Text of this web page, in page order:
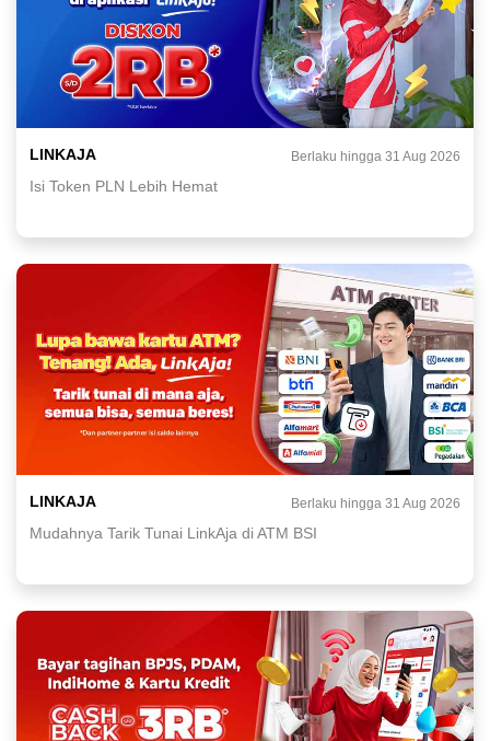
LINKAJA Berlaku hingga 31 Aug 2026
Isi Token PLN Lebih Hemat
LINKAJA Berlaku hingga 31 Aug 2026
Mudahnya Tarik Tunai LinkAja di ATM BSI